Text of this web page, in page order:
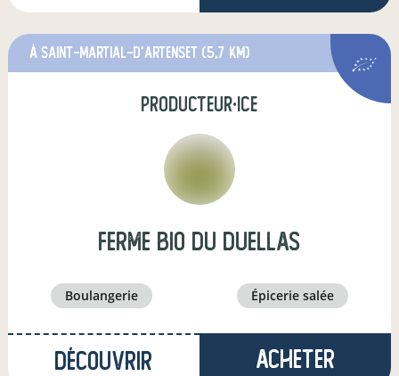
à Saint-Martial-d'Artenset (5,7 km)
producteur·ice
Ferme Bio du Duellas
boulangerie épicerie salée
Découvrir Acheter